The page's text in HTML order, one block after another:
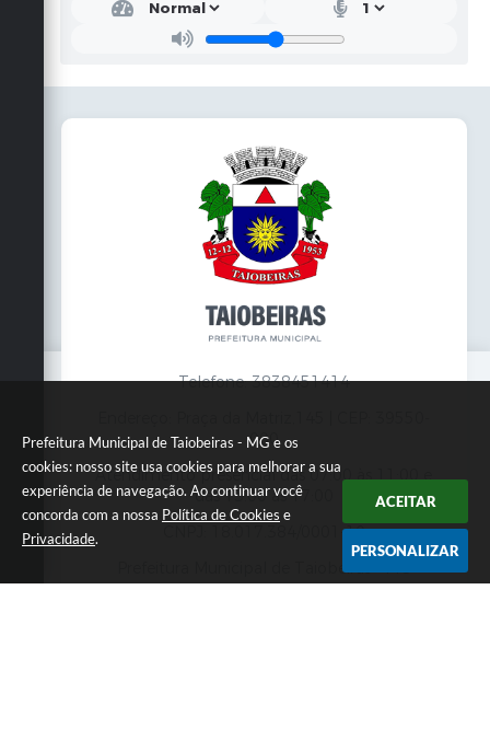
Prefeitura Municipal de Taiobeiras - MG e os
cookies: nosso site usa cookies para melhorar a sua
experiência de navegação. Ao continuar você
concorda com a nossa Política de Cookies e
Privacidade.
ACEITAR
PERSONALIZAR
Telefone: 3838451414
000
Atendimento presencial das 07:00 às 11:00 e
das 13:00 às 17:00
CNPJ: 18.017.384/0001-10
Prefeitura Municipal de Taiobeiras - MG